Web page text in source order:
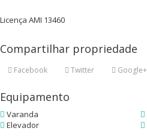
Licença AMI 13460
Compartilhar propriedade
Facebook Twitter Google+
Equipamento
Varanda
Elevador